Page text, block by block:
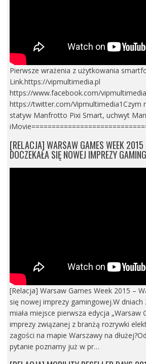
Pierwsze wrażenia z użytkowania
Link.https://vipmultimedia.pl
https://www.facebook.com/
https://twitter.com/Vipmultimedia1Czym
statyw Manfrotto Pixi Smart, uchwyt
[RELACJA] WARSAW GAMES WEEK
DOCZEKAŁA SIĘ NOWEJ IMPREZY
[Relacja] Warsaw Games Week 2015 –
się nowej imprezy gamingowej.W dniach
miała miejsce pierwsza edycja „Warsaw
imprezy związanej z branżą rozrywki
zagości na mapie Warszawy na
pytanie poznamy już w pr…